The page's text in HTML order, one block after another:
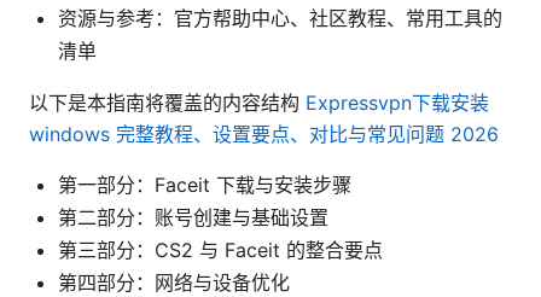
资源与参考：官方帮助中心、社区教程、常用工具的
清单
以下是本指南将覆盖的内容结构 Expressvpn下载安装
windows 完整教程、设置要点、对比与常见问题 2026
第一部分：Faceit 下载与安装步骤
第二部分：账号创建与基础设置
第三部分：CS2 与 Faceit 的整合要点
第四部分：网络与设备优化